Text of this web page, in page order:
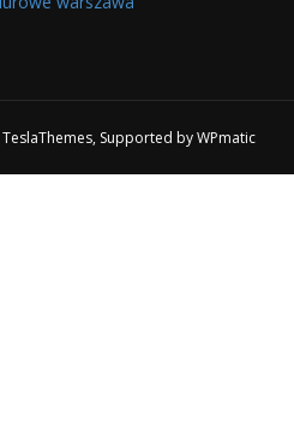
TeslaThemes, Supported byWPmatic